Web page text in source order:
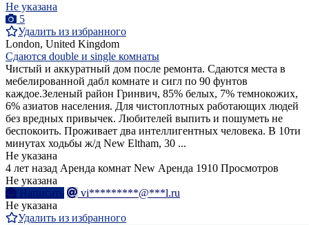
Не указана
5
Удалить из избранного
London, United Kingdom
Сдаются double и single комнаты
Чистый и аккуратный дом после ремонта. Сдаются места в
мебелированной дабл комнате и сигл по 90 фунтов
каждое.Зеленый район Гринвич, 85% белых, 7% темнокожих,
6% азиатов населения. Для чистоплотных работающих людей
без вредных привычек. Любителей выпить и пошуметь не
беспокоить. Проживает два интеллигентных человека. В 10ти
минутах ходьбы ж/д New Eltham, 30 ...
Не указана
4 лет назад Аренда комнат New Аренда 1910 Просмотров
Не указана
Написать
vi*********@***l.ru
Не указана
Удалить из избранного